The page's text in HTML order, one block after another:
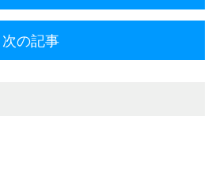
次の記事